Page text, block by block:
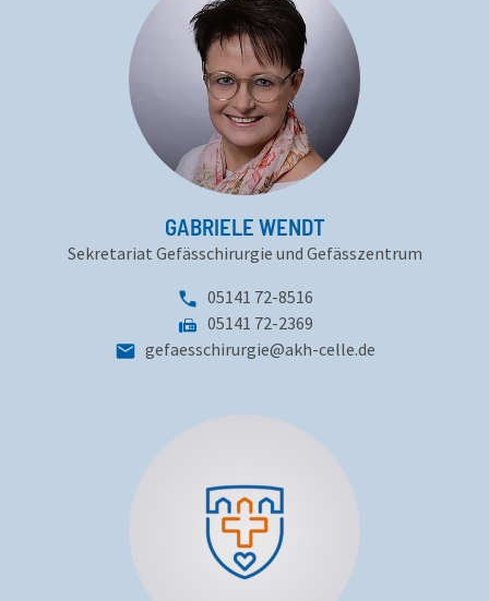
GABRIELE WENDT
Sekretariat Gefässchirurgie und Gefässzentrum
Telefonnummer:
05141 72-8516
Fax:
05141 72-2369
gefaesschirurgie@akh-celle.de